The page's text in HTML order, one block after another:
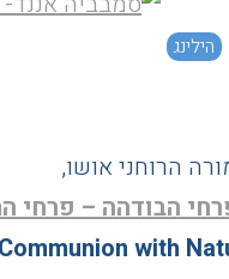
הילינג
הרוחני אושו,
הבודהה – פרחי